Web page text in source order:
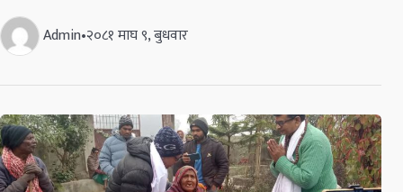
Admin•२०८१ माघ ९, बुधवार